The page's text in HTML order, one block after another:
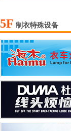
5F 制衣特殊设备